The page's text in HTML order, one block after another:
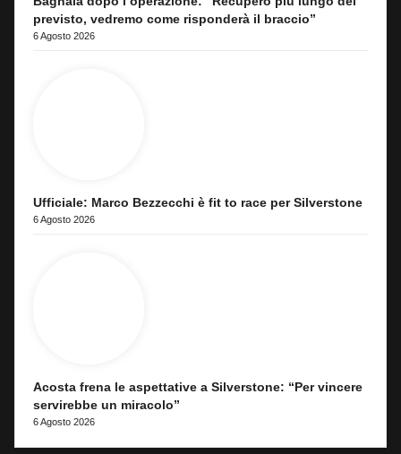
previsto, vedremo come risponderà il braccio”
6 Agosto 2026
Ufficiale: Marco Bezzecchi è fit to race per Silverstone
6 Agosto 2026
Acosta frena le aspettative a Silverstone: “Per vincere
servirebbe un miracolo”
6 Agosto 2026